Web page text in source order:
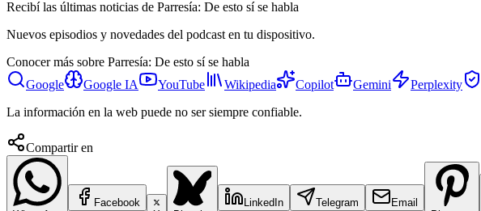
Recibí las últimas noticias de Parresía: De esto sí se habla
Nuevos episodios y novedades del podcast en tu dispositivo.
Conocer más sobre Parresía: De esto sí se habla
Google
Google IA YouTube Wikipedia Copilot Gemini Perplexity
La información en la web puede no ser siempre confiable.
Compartir en
Facebook
LinkedIn Telegram
Email